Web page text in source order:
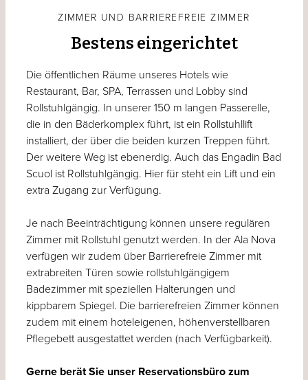
ZIMMER UND BARRIEREFREIE ZIMMER
Bestens eingerichtet
Die öffentlichen Räume unseres Hotels wie
Restaurant, Bar, SPA, Terrassen und Lobby sind
Rollstuhlgängig. In unserer 150 m langen Passerelle,
die in den Bäderkomplex führt, ist ein Rollstuhllift
installiert, der über die beiden kurzen Treppen führt.
Der weitere Weg ist ebenerdig. Auch das Engadin Bad
Scuol ist Rollstuhlgängig. Hier für steht ein Lift und ein
extra Zugang zur Verfügung.
Je nach Beeinträchtigung können unsere regulären
Zimmer mit Rollstuhl genutzt werden. In der Ala Nova
verfügen wir zudem über Barrierefreie Zimmer mit
extrabreiten Türen sowie rollstuhlgängigem
Badezimmer mit speziellen Halterungen und
kippbarem Spiegel. Die barrierefreien Zimmer können
zudem mit einem hoteleigenen, höhenverstellbaren
Pflegebett ausgestattet werden (nach Verfügbarkeit).
Gerne berät Sie unser Reservationsbüro zum